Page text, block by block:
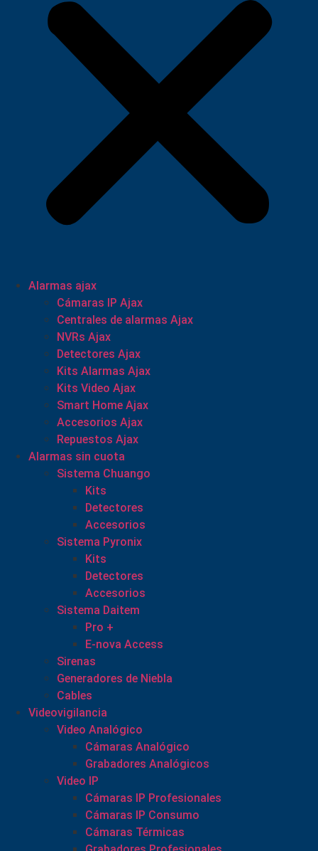
Alarmas ajax
Cámaras IP Ajax
Centrales de alarmas Ajax
NVRs Ajax
Detectores Ajax
Kits Alarmas Ajax
Kits Video Ajax
Smart Home Ajax
Accesorios Ajax
Repuestos Ajax
Alarmas sin cuota
Sistema Chuango
Kits
Detectores
Accesorios
Sistema Pyronix
Kits
Detectores
Accesorios
Sistema Daitem
Pro +
E-nova Access
Sirenas
Generadores de Niebla
Cables
Videovigilancia
Video Analógico
Cámaras Analógico
Grabadores Analógicos
Video IP
Cámaras IP Profesionales
Cámaras IP Consumo
Cámaras Térmicas